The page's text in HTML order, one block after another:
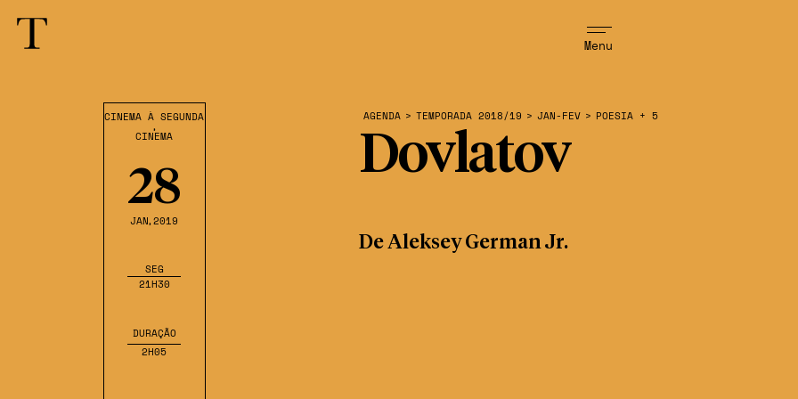
Menu
Dovlatov
CINEMA À SEGUNDA
,
CINEMA
28
JAN,2019
SEG
21H30
DURAÇÃO
2H05
AGENDA > TEMPORADA 2018/19 > JAN-FEV > POESIA + 5
De Aleksey German Jr.